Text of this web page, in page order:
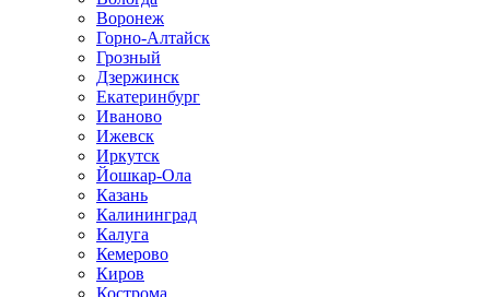
Воронеж
Горно-Алтайск
Грозный
Дзержинск
Екатеринбург
Иваново
Ижевск
Иркутск
Йошкар-Ола
Казань
Калининград
Калуга
Кемерово
Киров
Кострома